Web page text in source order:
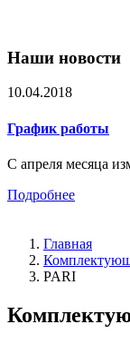
Наши новости
10.04.2018
График работы
С апреля месяца
Подробнее
Главная
PARI